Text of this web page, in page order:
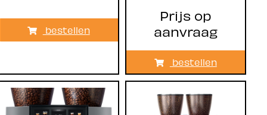
bestellen
Prijs op
aanvraag
bestellen